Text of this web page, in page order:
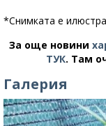
*Снимката е
За още новини
ТУК. Там
Галерия